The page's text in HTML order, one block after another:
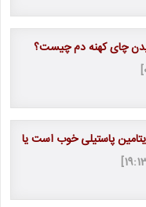
چای کهنه دم چیست؟
ویتامین پاستیلی خوب است یا